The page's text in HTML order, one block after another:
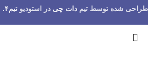
طراحی شده توسط تیم دات چی در استودیو تیم۴ .